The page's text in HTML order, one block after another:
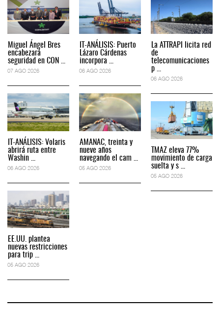
Miguel Ángel Bres
encabezará
seguridad en CON ...
07 AGO 2026
IT-ANÁLISIS: Volaris
abrirá ruta entre
Washin ...
06 AGO 2026
EE.UU. plantea
nuevas restricciones
para trip ...
05 AGO 2026
IT-ANÁLISIS: Puerto
Lázaro Cárdenas
incorpora ...
06 AGO 2026
AMANAC, treinta y
nueve años
navegando el cam ...
05 AGO 2026
La ATTRAPI licita red
de
telecomunicaciones
p ...
06 AGO 2026
TMAZ eleva 77%
movimiento de carga
suelta y s ...
05 AGO 2026